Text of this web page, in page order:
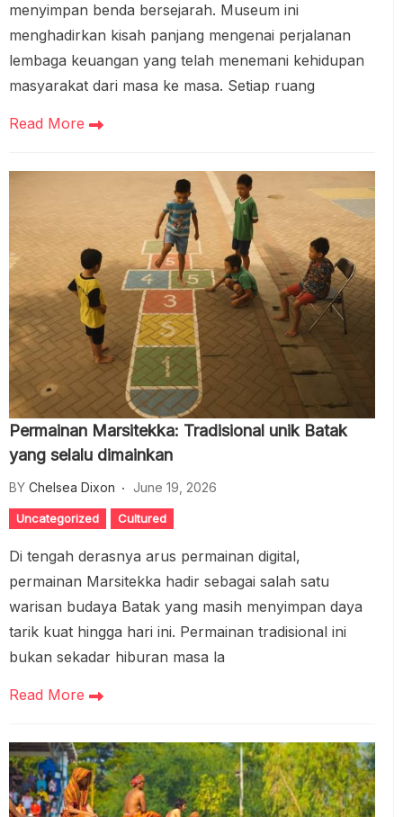
menyimpan benda bersejarah. Museum ini
menghadirkan kisah panjang mengenai perjalanan
lembaga keuangan yang telah menemani kehidupan
masyarakat dari masa ke masa. Setiap ruang
Read More
Permainan Marsitekka: Tradisional unik Batak
yang selalu dimainkan
BY Chelsea Dixon June 19, 2026
Uncategorized Cultured
Di tengah derasnya arus permainan digital,
permainan Marsitekka hadir sebagai salah satu
warisan budaya Batak yang masih menyimpan daya
tarik kuat hingga hari ini. Permainan tradisional ini
bukan sekadar hiburan masa la
Read More